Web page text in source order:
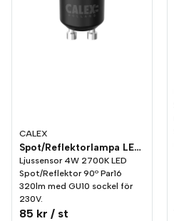
CALEX
Spot/Reflektorlampa LED 320lm GU10 2700K Ljussensor
Ljussensor 4W 2700K LED
Spot/Reflektor 90º Par16
320lm med GU10 sockel för
230V.
85 kr / st